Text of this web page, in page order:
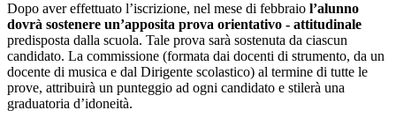
Dopo aver effettuato l’iscrizione, nel mese di febbraio l’alunno
dovrà sostenere un’apposita prova orientativo - attitudinale
predisposta dalla scuola. Tale prova sarà sostenuta da ciascun
candidato. La commissione (formata dai docenti di strumento, da un
docente di musica e dal Dirigente scolastico) al termine di tutte le
prove, attribuirà un punteggio ad ogni candidato e stilerà una
graduatoria d’idoneità.